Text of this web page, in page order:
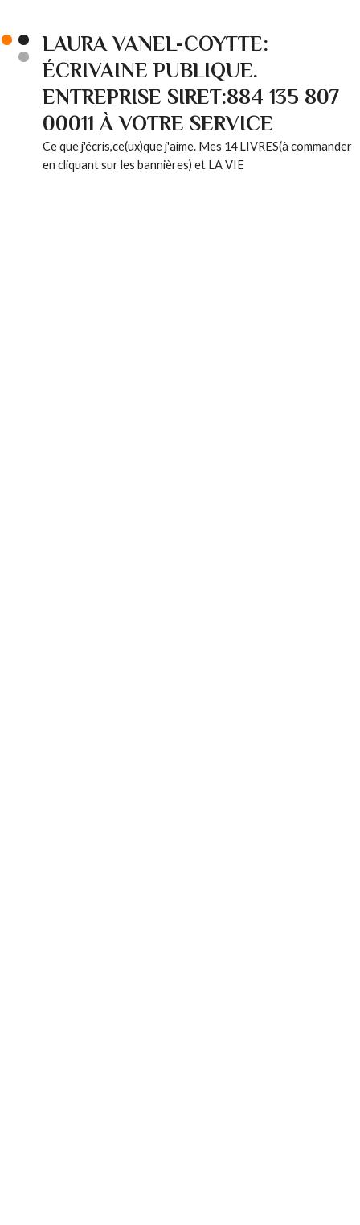
LAURA VANEL-COYTTE:
ÉCRIVAINE PUBLIQUE.
ENTREPRISE SIRET:884 135 807
00011 À VOTRE SERVICE
Ce que j'écris,ce(ux)que j'aime. Mes 14 LIVRES(à commander
en cliquant sur les bannières) et LA VIE